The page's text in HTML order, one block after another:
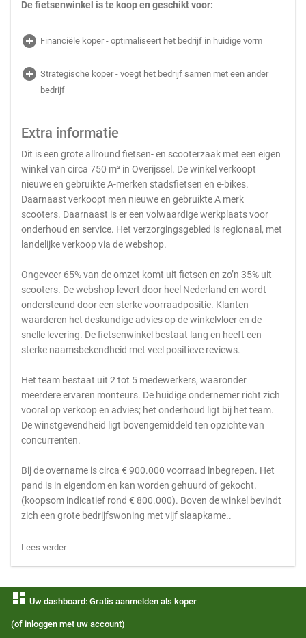
De fietsenwinkel is te koop en geschikt voor:
add_circle Financiële koper - optimaliseert het bedrijf in huidige vorm
add_circle Strategische koper - voegt het bedrijf samen met een ander
bedrijf
Extra informatie
Dit is een grote allround fietsen- en scooterzaak met een eigen
winkel van circa 750 m² in Overijssel. De winkel verkoopt
nieuwe en gebruikte A-merken stadsfietsen en e-bikes.
Daarnaast verkoopt men nieuwe en gebruikte A merk
scooters. Daarnaast is er een volwaardige werkplaats voor
onderhoud en service. Het verzorgingsgebied is regionaal, met
landelijke verkoop via de webshop.
Ongeveer 65% van de omzet komt uit fietsen en zo’n 35% uit
scooters. De webshop levert door heel Nederland en wordt
ondersteund door een sterke voorraadpositie. Klanten
waarderen het deskundige advies op de winkelvloer en de
snelle levering. De fietsenwinkel bestaat lang en heeft een
sterke naamsbekendheid met veel positieve reviews.
Het team bestaat uit 2 tot 5 medewerkers, waaronder
meerdere ervaren monteurs. De huidige ondernemer richt zich
vooral op verkoop en advies; het onderhoud ligt bij het team.
De winstgevendheid ligt bovengemiddeld ten opzichte van
concurrenten.
Bij de overname is circa € 900.000 voorraad inbegrepen. Het
pand is in eigendom en kan worden gehuurd of gekocht.
(koopsom indicatief rond € 800.000). Boven de winkel bevindt
zich een grote bedrijfswoning met vijf slaapkame..
Lees verder
dashboard Uw dashboard: Gratis aanmelden als koper
(of inloggen met uw account)